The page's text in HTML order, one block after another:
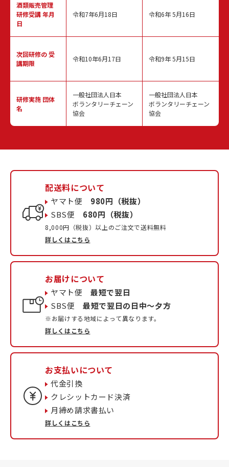
酒類販売管理
研修受講 年月
日
次回研修の受
講期限
研修実施 団体
名
令和7年6月18日
令和10年6月17日
一般社団法人日本
ボランタリーチェーン
協会
令和6年 5月16日
令和9年 5月15日
一般社団法人日本
ボランタリーチェーン
協会
配送料について
ヤマト便 980円（税抜）
SBS便 680円（税抜）
8,000円（税抜）以上のご注文で送料無料
詳しくはこちら
お届けについて
ヤマト便最短で翌日
SBS便最短で翌日の日中〜夕方
※お届けする地域によって異なります。
詳しくはこちら
お支払いについて
代金引換
クレシットカード決済
月締め請求書払い
詳しくはこちら